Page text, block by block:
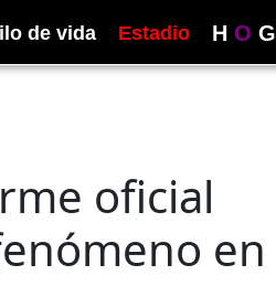
de vida Estadio H O G
oficial
en